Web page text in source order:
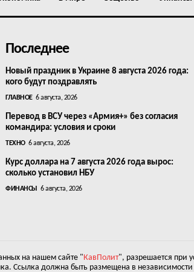
Последнее
Новый праздник в Украине 8 августа 2026 года:
кого будут поздравлять
ГЛАВНОЕ 6 августа, 2026
Перевод в ВСУ через «Армия+» без согласия
командира: условия и сроки
ТЕХНО 6 августа, 2026
Курс доллара на 7 августа 2026 года вырос:
сколько установил НБУ
ФИНАНСЫ 6 августа, 2026
на нашем сайте " КавПолит", разрешается при
Ссылка должна быть размещена в